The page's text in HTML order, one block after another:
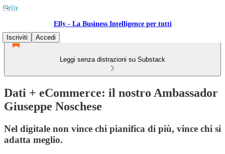
Elly - La Business Intelligence per tutti
Iscriviti
Accedi
Leggi senza distrazioni su Substack
Dati + eCommerce: il nostro Ambassador
Giuseppe Noschese
Nel digitale non vince chi pianifica di più, vince chi si
adatta meglio.